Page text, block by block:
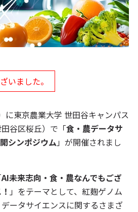
いました。
に東京農業大学 世田谷キャンパス
谷区桜丘）で「食・農データサ
シンポジウム 」が開催されまし
AI未来志向・食・農なんでもござ
」をテーマとして、紅麹ゲノム
ータサイエンスに関するさまざ